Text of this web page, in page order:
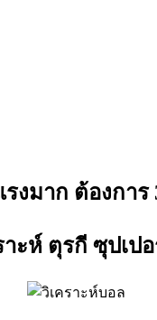
มาก ต้องการ
าะห์ ตุรกี ซุปเป